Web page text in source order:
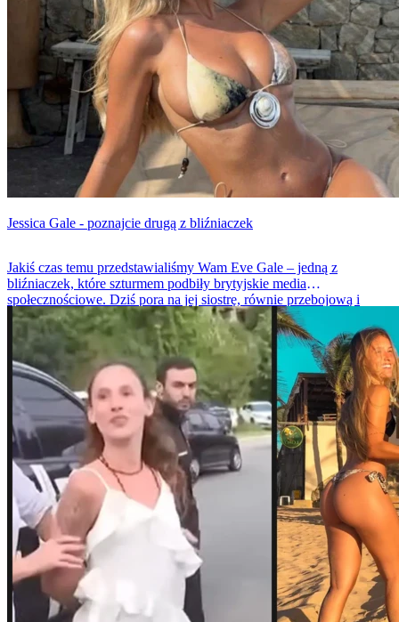
Jessica Gale - poznajcie drugą z bliźniaczek
Jakiś czas temu przedstawialiśmy Wam Eve Gale – jedną z
bliźniaczek, które szturmem podbiły brytyjskie media
społecznościowe. Dziś pora na jej siostrę, równie przebojową i
medialną Jess. Tak jak Eve, rozgłos zdobyła dzięki udziałowi w
popularnym reality show, które otworzyło jej drzwi do świata
influencerów.